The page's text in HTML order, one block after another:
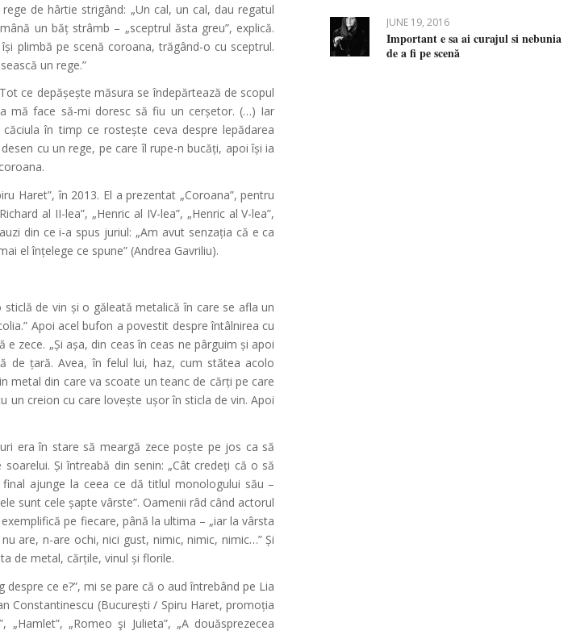
de hârtie strigând: „Un cal, un cal, dau regatul
un băț strâmb – „sceptrul ăsta greu”, explică.
plimbă pe scenă coroana, trăgând-o cu sceptrul.
un rege.”
ce depășește măsura se îndepărtează de scopul
mă face să-mi doresc să fiu un cerșetor. (…) Iar
în timp ce rostește ceva despre lepădarea
cu un rege, pe care îl rupe-n bucăți, apoi își ia
Haret”, în 2013. El a prezentat „Coroana”, pentru
al II-lea”, „Henric al IV-lea”, „Henric al V-lea”,
din ce i-a spus juriul: „Am avut senzația că e ca
el înțelege ce spune” (Andrea Gavriliu).
de vin și o găleată metalică în care se afla un
Apoi acel bufon a povestit despre întâlnirea cu
zece. „Și așa, din ceas în ceas ne pârguim și apoi
de țară. Avea, în felul lui, haz, cum stătea acolo
metal din care va scoate un teanc de cărți pe care
un creion cu care lovește ușor în sticla de vin. Apoi
era în stare să meargă zece poște pe jos ca să
Și întreabă din senin: „Cât credeți că o să
ajunge la ceea ce dă titlul monologului său –
sunt cele șapte vârste”. Oamenii râd când actorul
pe fiecare, până la ultima – „iar la vârsta
are, n-are ochi, nici gust, nimic, nimic, nimic…” Și
de metal, cărțile, vinul și florile.
ce e?”, mi se pare că o aud întrebând pe Lia
Constantinescu (București / Spiru Haret, promoția
„Romeo şi Julieta”, „A douăsprezecea
JUNE 19, 2016
Important e sa ai curajul si nebunia
de a fi pe scenă